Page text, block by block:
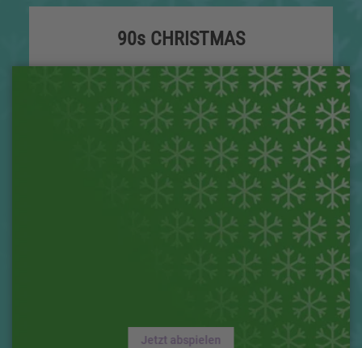
90s CHRISTMAS
Jetzt abspielen